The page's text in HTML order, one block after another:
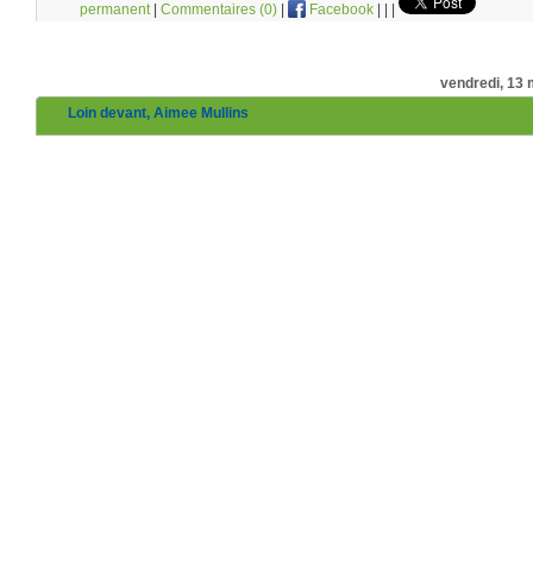
permanent| Commentaires (0) Facebook
vendredi, 13
Loin devant, Aimee Mullins